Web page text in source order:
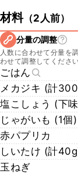
材料（2人前）
分量の調整
人数に合わせて分量を
わせて調整してください
ごはん
メカジキ (計
塩こしょう (下
じゃがいも (1個)
赤パプリカ
しいたけ (計
玉ねぎ